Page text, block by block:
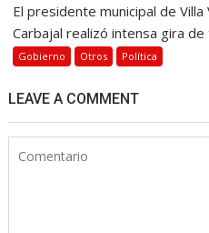
El presidente municipal de
Carbajal realizó intensa gira de
Gobierno Otros Política
LEAVE A COMMENT